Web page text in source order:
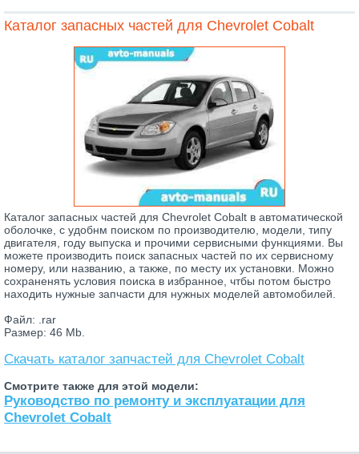
Каталог запасных частей для Chevrolet Cobalt
Каталог запасных частей для Chevrolet Cobalt в автоматической
оболочке, с удобнм поиском по производителю, модели, типу
двигателя, году выпуска и прочими сервисными функциями. Вы
можете производить поиск запасных частей по их сервисному
номеру, или названию, а также, по месту их установки. Можно
сохраненять условия поиска в избранное, чтбы потом быстро
находить нужные запчасти для нужных моделей автомобилей.
Файл: .rar
Размер: 46 Mb.
Скачать каталог запчастей для Chevrolet Cobalt
Смотрите также для этой модели:
Руководство по ремонту и эксплуатации для
Chevrolet Cobalt